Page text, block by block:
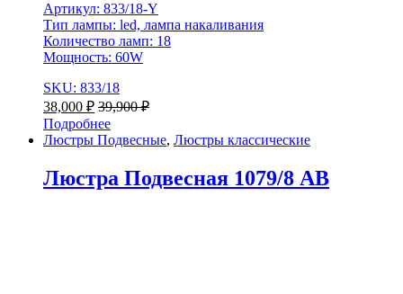
Артикул: 833/18-Y
Тип лампы: led, лампа накаливания
Количество ламп: 18
Мощность: 60W
SKU: 833/18
38,000 ₽ 39,900₽
Подробнее
Люстры Подвесные, Люстры классические
Люстра Подвесная 1079/8 AB